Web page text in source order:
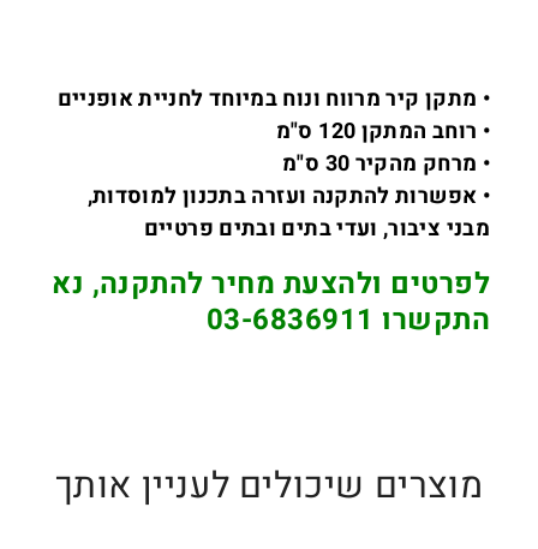
• מתקן קיר מרווח ונוח במיוחד לחניית אופניים
• רוחב המתקן 120 ס"מ
• מרחק מהקיר 30 ס"מ
• אפשרות להתקנה ועזרה בתכנון למוסדות,
מבני ציבור, ועדי בתים ובתים פרטיים
לפרטים ולהצעת מחיר להתקנה, נא
התקשרו 03-6836911
מוצרים שיכולים לעניין אותך